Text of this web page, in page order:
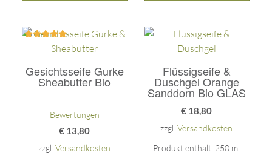
Gesichtsseife Gurke
Sheabutter Bio
Bewertet
mit
von 5
Bewertungen
€ 13,80
zzgl.Versandkosten
Flüssigseife &
Duschgel Orange
Sanddorn Bio GLAS
€ 18,80
zzgl.Versandkosten
Produkt enthält: 250 ml